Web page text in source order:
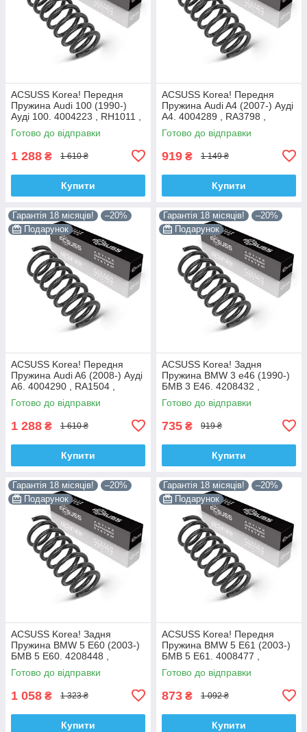
ACSUSS Korea! Передня
Пружина Audi 100 (1990-)
Ауді 100. 4004223 , RH1011 ,
997224. Аксусс Корея
Готово до відправки
1 288 ₴ 1 610 ₴
Купити
ACSUSS Korea! Передня
Пружина Audi A4 (2007-) Ауді
А4. 4004289 , RA3798 ,
993124. Аксусс Корея
Готово до відправки
919 ₴ 1 149 ₴
Купити
Гарантія 18 місяців!
–20%
Подарунок
ACSUSS Korea! Передня
Пружина Audi A6 (2008-) Ауді
А6. 4004290 , RA1504 ,
993126. Аксусс Корея
Готово до відправки
1 288 ₴ 1 610 ₴
Купити
Гарантія 18 місяців!
–20%
Подарунок
ACSUSS Korea! Задня
Пружина BMW 3 e46 (1990-)
БМВ 3 E46. 4208432 ,
RX6200 , 996723. Аксусс
Корея
Готово до відправки
735 ₴ 919 ₴
Купити
Гарантія 18 місяців!
–20%
Подарунок
ACSUSS Korea! Задня
Пружина BMW 5 E60 (2003-)
БМВ 5 Е60. 4208448 ,
RC6693 , 996975. Аксусс
Корея
Готово до відправки
1 058 ₴ 1 323 ₴
Купити
Гарантія 18 місяців!
–20%
Подарунок
ACSUSS Korea! Передня
Пружина BMW 5 E61 (2003-)
БМВ 5 Е61. 4008477 ,
RH3905. Аксусс Корея
Готово до відправки
873 ₴ 1 092 ₴
Купити